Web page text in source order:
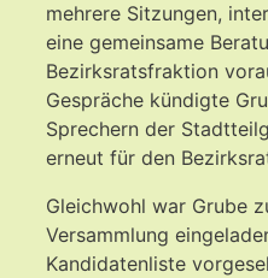
mehrere Sitzungen,
eine gemeinsame
Bezirksratsfraktion
Gespräche kündigte
Sprechern der
erneut für den
Gleichwohl war Grube
Versammlung
Kandidatenliste